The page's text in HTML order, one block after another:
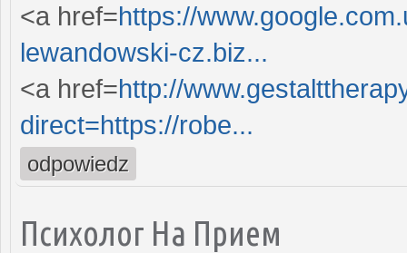
<a href=https://
lewandowski-cz.biz...
<a href=http://
direct=https://robe...
odpowiedz
Психолог На Прием